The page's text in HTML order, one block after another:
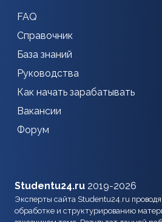
FAQ
Справочник
База знаний
Руководства
Как начать зарабатывать
Вакансии
Форум
Studentu24.ru 2019-2026
Эксперты сайта Studentu24.ru
обработке и структурированию